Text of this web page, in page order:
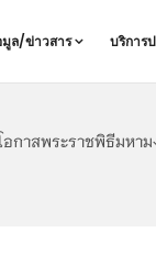
ล/ข่าวสาร บริการ
อกาสพระราชพิธีมห